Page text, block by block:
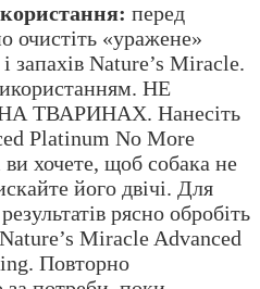
перед
очистіть «уражене»
запахів Nature’s Miracle.
НЕ
ТВАРИНАХ. Нанесіть
Platinum No More
хочете, щоб собака не
його двічі. Для
рясно обробіть
Miracle Advanced
Повторно